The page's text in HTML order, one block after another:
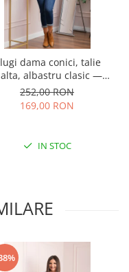
dama conici, talie
albastru clasic —
Holly
252,00 RON
169,00 RON
IN STOC